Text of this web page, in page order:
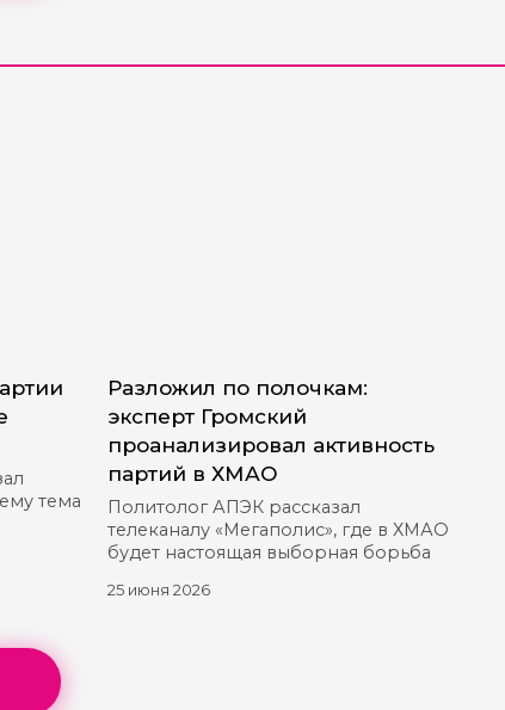
тема
Разложил по полочкам:
эксперт Громский
проанализировал активность
партий в ХМАО
Политолог АПЭК рассказал
телеканалу «Мегаполис», где в ХМАО
будет настоящая выборная борьба
25 июня 2026